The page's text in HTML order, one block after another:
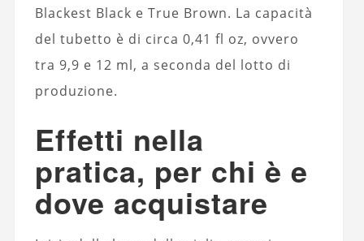
Blackest Black e True Brown. La capacità
del tubetto è di circa 0,41 fl oz, ovvero
tra 9,9 e 12 ml, a seconda del lotto di
produzione.
Effetti nella
pratica, per chi è e
dove acquistare